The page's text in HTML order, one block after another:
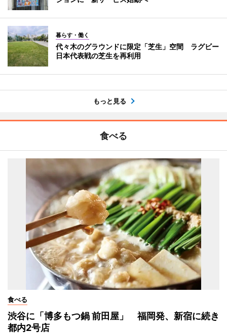
暮らす・働く
代々木のグラウンドに限定「芝生」空間 ラグビー
日本代表戦の芝生を再利用
もっと見る
食べる
食べる
渋谷に「博多もつ鍋 前田屋」 福岡発、新宿に続き
都内2号店